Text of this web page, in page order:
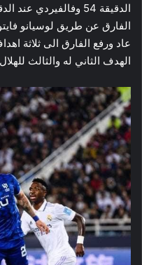
الهدف الثاني له والثالث للهلال